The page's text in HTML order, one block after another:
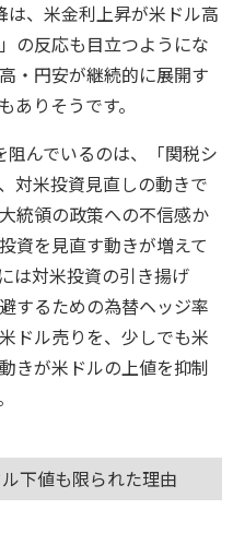
は、米金利上昇が米ドル高
の反応も目立つようにな
・円安が継続的に展開す
ありそうです。
んでいるのは、「関税シ
対米投資見直しの動きで
統領の政策への不信感か
資を見直す動きが増えて
は対米投資の引き揚げ
するための為替ヘッジ率
ドル売りを、少しでも米
きが米ドルの上値を抑制
下値も限られた理由